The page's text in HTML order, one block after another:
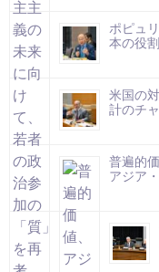
ポピュ
本の役割
米国の
計のチ
普遍的
アジア